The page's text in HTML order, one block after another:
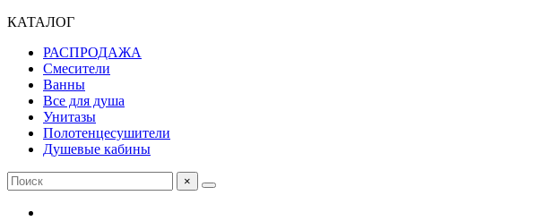
КАТАЛОГ
РАСПРОДАЖА
Смесители
Ванны
Все для душа
Унитазы
Полотенцесушители
Душевые кабины
×